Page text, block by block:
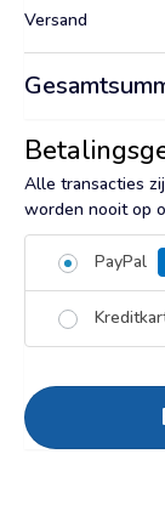
Versand
Alle transacties
worden nooit op
PayPal